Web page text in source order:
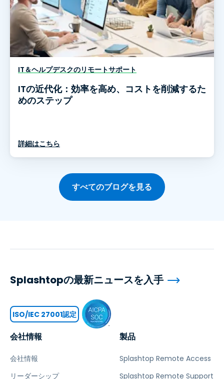
IT＆ヘルプデスクのリモートサポート
ITの近代化：効率を高め、コストを削減するた
めのステップ
詳細はこちら
すべてのブログを見る
会社情報
会社情報
リーダーシップ
製品
Splashtop Remote Access
Splashtop Remote Support
Splashtopの最新ニュースを入手
ISO/IEC 27001認定